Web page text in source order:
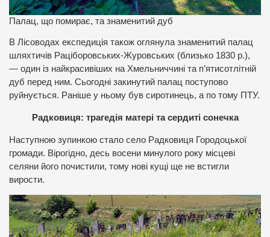
Палац, що помирає, та знаменитий дуб
В Лісоводах експедиція також оглянула знаменитий палац
шляхтичів Раціборовських-Журовських (близько 1830 р.),
— один із найкрасивіших на Хмельниччині та п’ятисотлітній
дуб перед ним. Сьогодні закинутий палац поступово
руйнується. Раніше у ньому був сиротинець, а по тому ПТУ.
Радковиця: трагедія матері та сердиті сонечка
Наступною зупинкою стало село Радковиця Городоцької
громади. Вірогідно, десь восени минулого року місцеві
селяни його почистили, тому нові кущі ще не встигли
вирости.